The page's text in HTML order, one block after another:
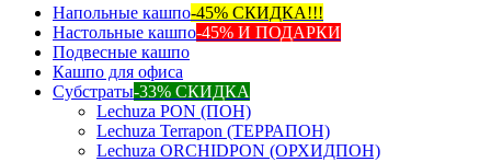
Напольные кашпо-45% СКИДКА!!!
Настольные кашпо-45% И ПОДАРКИ
Подвесные кашпо
Кашпо для офиса
Субстраты-33% СКИДКА
Lechuza PON (ПОН)
Lechuza Terrapon (ТЕРРАПОН)
Lechuza ORCHIDPON (ОРХИДПОН)